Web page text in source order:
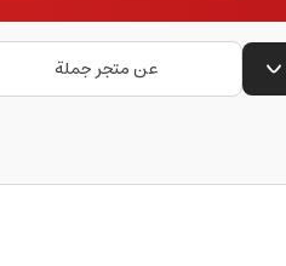
عن متجر جملة